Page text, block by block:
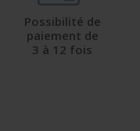
Possibilité de
paiement de
3 à 12 fois